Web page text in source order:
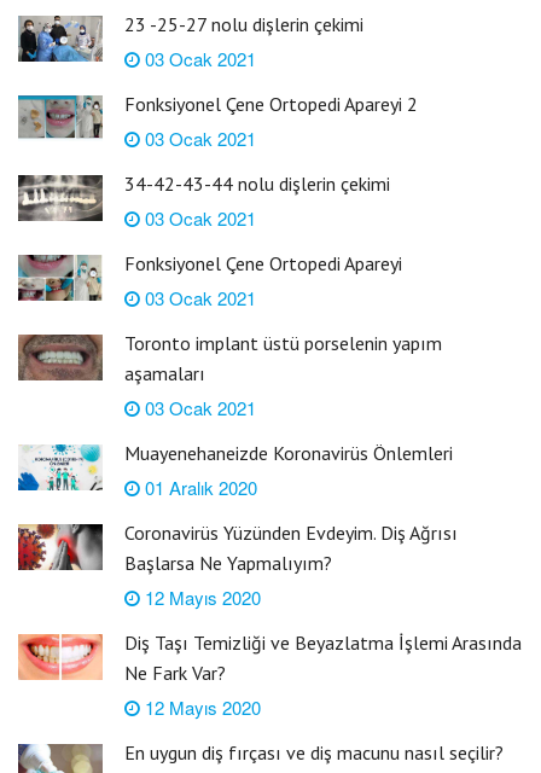
23 -25-27 nolu dişlerin çekimi
03 Ocak 2021
Fonksiyonel Çene Ortopedi Apareyi 2
03 Ocak 2021
34-42-43-44 nolu dişlerin çekimi
03 Ocak 2021
Fonksiyonel Çene Ortopedi Apareyi
03 Ocak 2021
Toronto implant üstü porselenin yapım
aşamaları
03 Ocak 2021
Muayenehaneizde Koronavirüs Önlemleri
01 Aralık 2020
Coronavirüs Yüzünden Evdeyim. Diş Ağrısı
Başlarsa Ne Yapmalıyım?
12 Mayıs 2020
Diş Taşı Temizliği ve Beyazlatma İşlemi Arasında
Ne Fark Var?
12 Mayıs 2020
En uygun diş fırçası ve diş macunu nasıl seçilir?